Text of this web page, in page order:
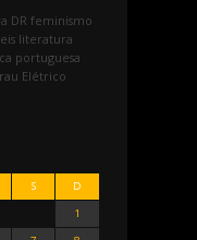
DR feminismo
literatura
portuguesa
Elétrico
S
D
1